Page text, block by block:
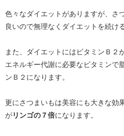
色々なダイエットがありますが、さ
良いので無理なくダイエットを続け
また、ダイエットにはビタミンＢ２
エネルギー代謝に必要なビタミンで
ンＢ２になります。
更にさつまいもは美容にも大きな効
がリンゴの７倍になります。